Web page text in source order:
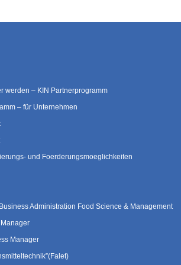
werden – KIN Partnerprogramm
– für Unternehmen
und Foerderungsmoeglichkeiten
Administration Food Science & Management
Manager